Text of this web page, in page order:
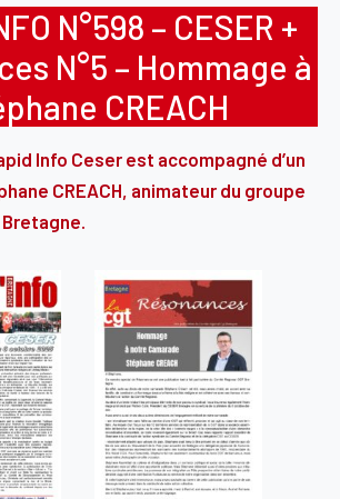
N°598 – CESER +
N°5 – Hommage à
CREACH
Info Ceser est accompagné d’un
CREACH, animateur du groupe